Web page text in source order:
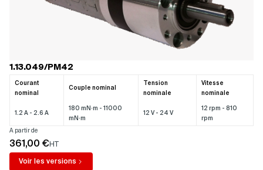
1.13.049/PM42
Courant
nominal
Couple nominal
Tension
nominale
Vitesse
nominale
1.2 A - 2.6 A
180 mN·m - 11000
mN·m
12 V - 24 V
12 rpm - 810
rpm
A partir de
361,00 €HT
Voir les versions